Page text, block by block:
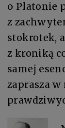
o Platonie
z
stokrotek,
z kroniką
samej
zaprasza